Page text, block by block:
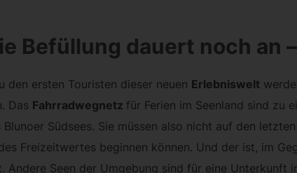
Befüllung dauert noch an
den ersten Touristen dieser neuen Erlebniswelt
Das Fahrradwegnetz für Ferien im Seenland sind zu
Blunoer Südsees. Sie müssen also nicht auf den
Freizeitwertes beginnen können. Und der ist, im
Andere Seen der Umgebung sind für eine